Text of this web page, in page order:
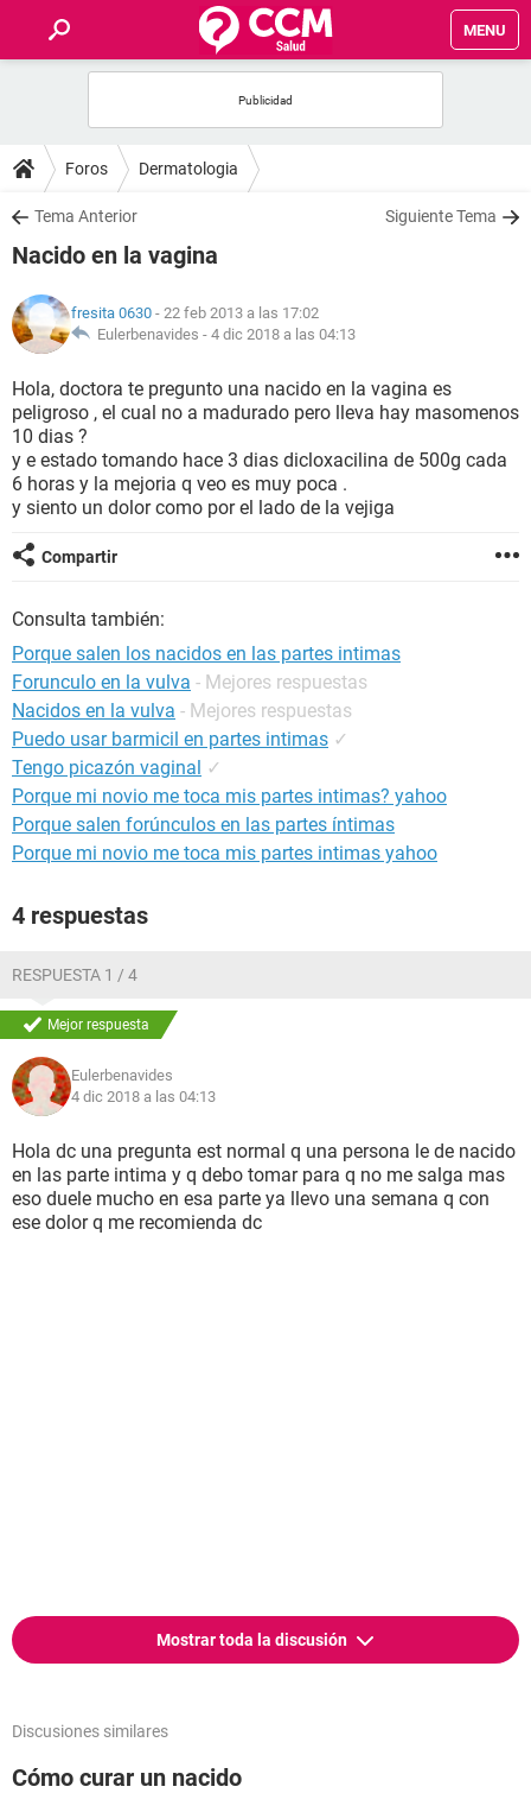
MENU
FOROS
SALUD
NUTRICIÓN
BIENESTAR
SEXUALIDAD
GLOSARIO
Foros Dermatologia
Tema Anterior Siguiente Tema
Nacido en la vagina
fresita 0630 - 22 feb 2013 a las 17:02
Eulerbenavides - 4 dic 2018 a las 04:13
Hola, doctora te pregunto una nacido en la vagina es
peligroso , el cual no a madurado pero lleva hay masomenos
10 dias ?
y e estado tomando hace 3 dias dicloxacilina de 500g cada
6 horas y la mejoria q veo es muy poca .
y siento un dolor como por el lado de la vejiga
Compartir
Consulta también:
Porque salen los nacidos en las partes intimas
Forunculo en la vulva - Mejores respuestas
Nacidos en la vulva - Mejores respuestas
Puedo usar barmicil en partes intimas ✓
Tengo picazón vaginal ✓
Porque mi novio me toca mis partes intimas? yahoo
Porque salen forúnculos en las partes íntimas
Porque mi novio me toca mis partes intimas yahoo
4 respuestas
RESPUESTA 1 / 4
Mejor respuesta
Eulerbenavides
4 dic 2018 a las 04:13
Hola dc una pregunta est normal q una persona le de nacido
en las parte intima y q debo tomar para q no me salga mas
eso duele mucho en esa parte ya llevo una semana q con
ese dolor q me recomienda dc
Mostrar toda la discusión
Discusiones similares
Cómo curar un nacido